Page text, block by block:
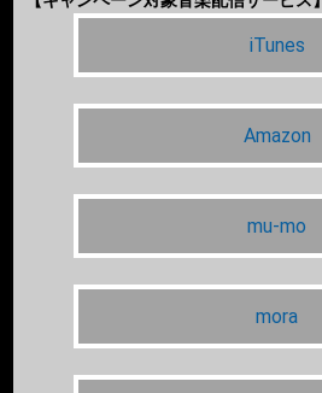
iTunes
Amazon
mu-mo
mora